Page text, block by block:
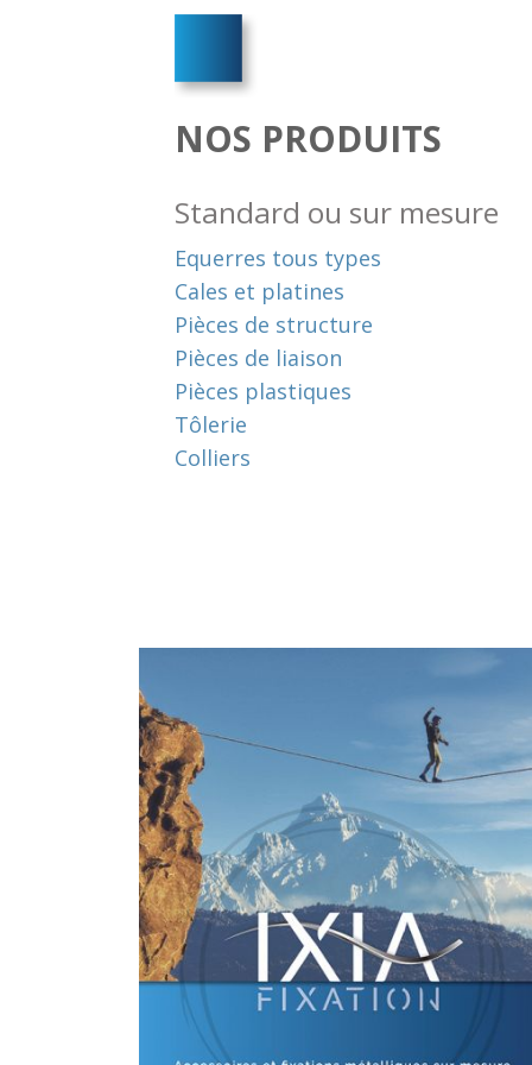
NOS PRODUITS
Standard ou sur mesure
Equerres tous types
Cales et platines
Pièces de structure
Pièces de liaison
Pièces plastiques
Tôlerie
Colliers